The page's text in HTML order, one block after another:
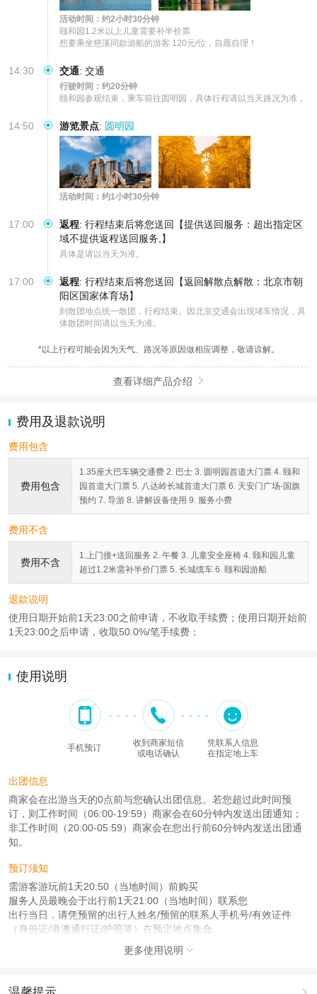
活动时间：约2小时30分钟
颐和园1.2米以上儿童需要补半价票
想要乘坐慈溪同款游船的游客 120元/位，自愿自理！
14:30 交通: 交通
行驶时间：约20分钟
颐和园参观结束，乘车前往圆明园，具体行程请以当天路况为准，
14:50 游览景点: 圆明园
活动时间：约1小时30分钟
17:00 返程: 行程结束后将您送回【提供送回服务：超出指定区
域不提供返程送回服务,】
具体是请以当天为准。
17:00 返程: 行程结束后将您送回【返回解散点解散：北京市朝
阳区国家体育场】
到散团地点统一散团，行程结束。因北京交通会出现堵车情况，具
体散团时间请以当天为准。
*以上行程可能会因为天气、路况等原因做相应调整，敬请谅解。
查看详细产品介绍 
费用及退款说明
费用包含
费用包含
1.35座大巴车辆交通费 2. 巴士 3. 圆明园首道大门票 4. 颐和
园首道大门票 5. 八达岭长城首道大门票 6. 天安门广场-国旗
预约 7. 导游 8. 讲解设备使用 9. 服务小费
费用不含
费用不含
1.上门接+送回服务 2. 午餐 3. 儿童安全座椅 4. 颐和园儿童
超过1.2米需补半价门票 5. 长城缆车 6. 颐和园游船
退款说明
使用日期开始前1天23:00之前申请，不收取手续费；使用日期开始前
1天23:00之后申请，收取50.0%/笔手续费；
使用说明
手机预订
收到商家短信
或电话确认
凭联系人信息
在指定地上车
出团信息
商家会在出游当天的0点前与您确认出团信息。若您超过此时间预
订，则工作时间（06:00-19:59）商家会在60分钟内发送出团通知；
非工作时间（20:00-05:59）商家会在您出行前60分钟内发送出团通
知。
预订须知
需游客游玩前1天20:50（当地时间）前购买
服务人员最晚会于出行前1天21:00（当地时间）联系您
出行当日，请凭预留的出行人姓名/预留的联系人手机号/有效证件
（身份证/港澳通行证/护照等）在预定地点集合
儿童：17周岁（含）以下；
更多使用说明 